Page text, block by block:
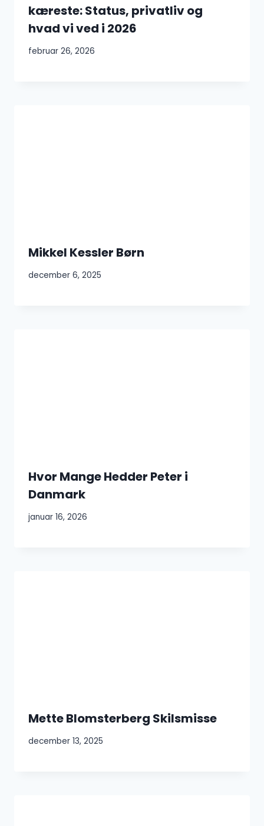
kæreste: Status, privatliv og
hvad vi ved i 2026
februar 26, 2026
Mikkel Kessler Børn
december 6, 2025
Hvor Mange Hedder Peter i
Danmark
januar 16, 2026
Mette Blomsterberg Skilsmisse
december 13, 2025